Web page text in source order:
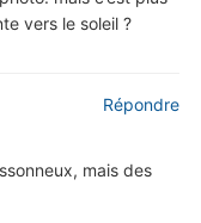
vers le soleil ?
mais des
Répondre